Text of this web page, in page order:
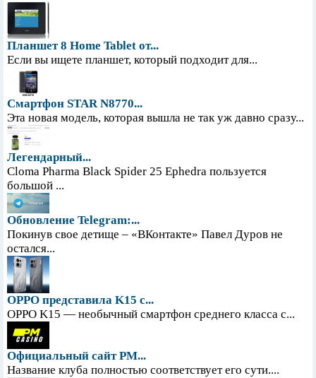
Планшет 8 Home Tablet от...
Если вы ищете планшет, который подходит для...
Смартфон STAR N8770...
Эта новая модель, которая вышла не так уж давно сразу...
Легендарный...
Cloma Pharma Black Spider 25 Ephedra пользуется
большой ...
Обновление Telegram:...
Покинув свое детище – «ВКонтакте» Павел Дуров не
остался...
OPPO представила K15 с...
OPPO K15 — необычный смартфон среднего класса с...
Официальный сайт PM...
Название клуба полностью соответствует его сути....